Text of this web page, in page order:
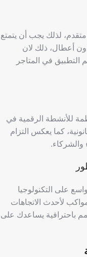
لذلك يجب أن يتمتع
أعطال، ذلك لان
التطبيق في المتاجر
للأنشطة الرقمية في
كما يعكس التزام
والشركاء.
على التكنولوجيا
لأحدث الاتجاهات
باحترافية يساعدك على